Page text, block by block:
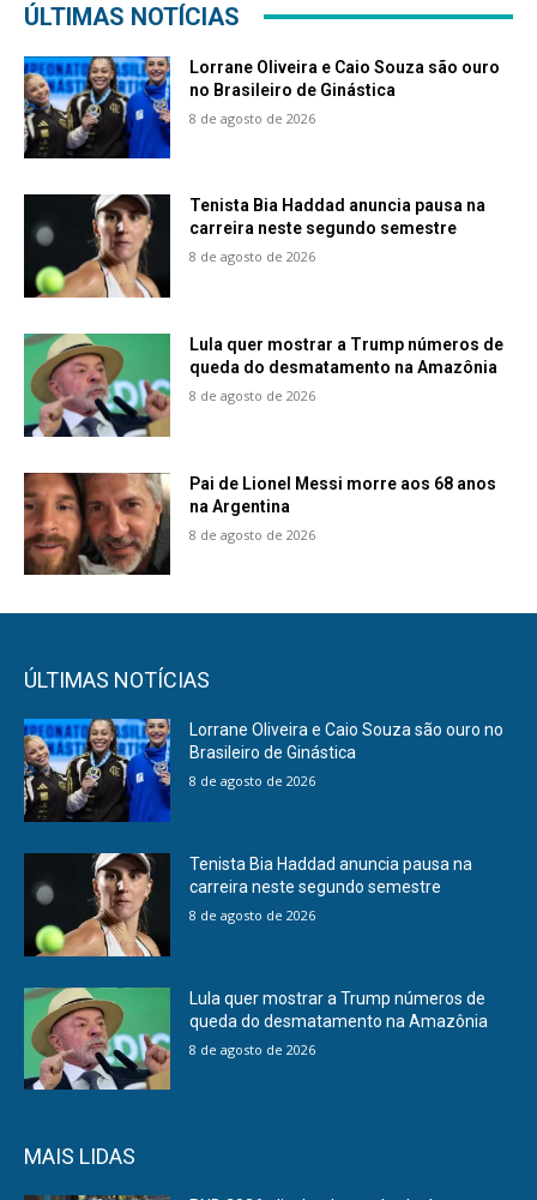
ÚLTIMAS NOTÍCIAS
Lorrane Oliveira e Caio Souza são ouro
no Brasileiro de Ginástica
8 de agosto de 2026
Tenista Bia Haddad anuncia pausa na
carreira neste segundo semestre
8 de agosto de 2026
Lula quer mostrar a Trump números de
queda do desmatamento na Amazônia
8 de agosto de 2026
Pai de Lionel Messi morre aos 68 anos
na Argentina
8 de agosto de 2026
ÚLTIMAS NOTÍCIAS
Lorrane Oliveira e Caio Souza são ouro no
Brasileiro de Ginástica
8 de agosto de 2026
Tenista Bia Haddad anuncia pausa na
carreira neste segundo semestre
8 de agosto de 2026
Lula quer mostrar a Trump números de
queda do desmatamento na Amazônia
8 de agosto de 2026
MAIS LIDAS